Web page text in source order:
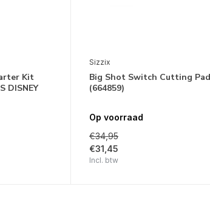
Kit
DISNEY
Sizzix
Big Shot Switch Cutting
(664859)
Op voorraad
€34,95
€31,45
Incl. btw